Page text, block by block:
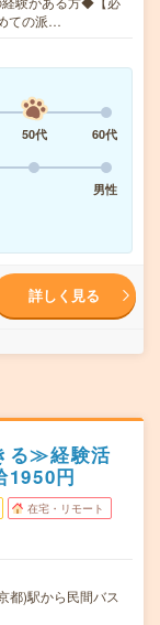
ての派…
50代
60代
男性
詳しく見る
る≫経験活
1950円
在宅・リモート
都)駅から民間バス